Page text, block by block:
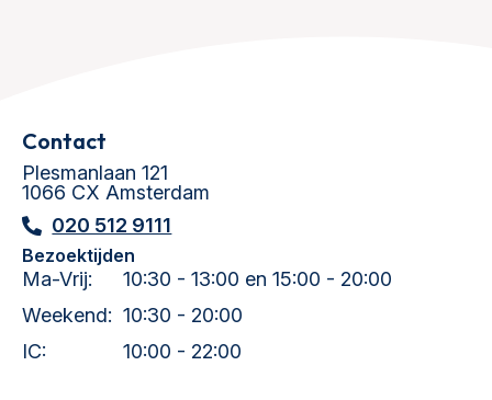
Contact
Plesmanlaan 121
1066 CX Amsterdam
020 512 9111
Bezoektijden
Ma-Vrij:
10:30 - 13:00 en 15:00 - 20:00
Weekend: 10:30 - 20:00
IC:
10:00 - 22:00